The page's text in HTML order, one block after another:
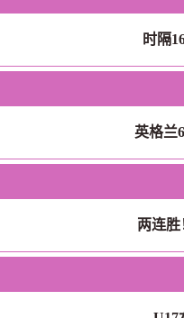
时隔
英格兰
两连